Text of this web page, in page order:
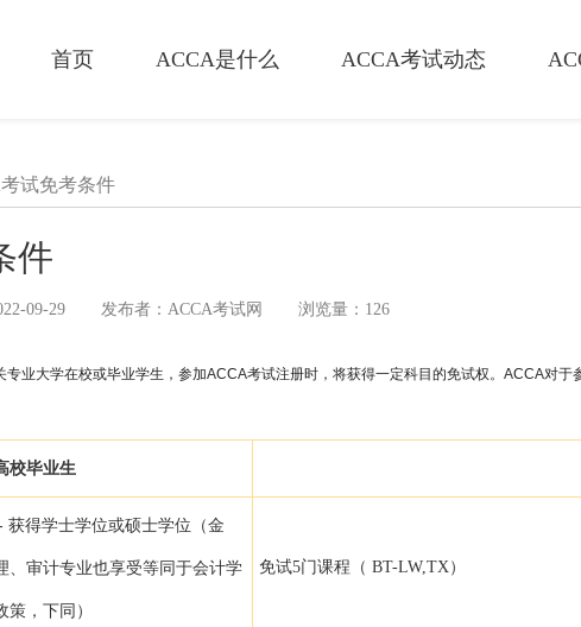
首页 ACCA是什么 ACCA考试动态
试免考条件
件
09-29 发布者：ACCA考试网 浏览量：126
专业大学在校或毕业学生，参加ACCA考试注册时，将获得一定科目的免试权。ACCA对于
校毕业生
获得学士学位或硕士学位（金
、审计专业也享受等同于会计学
，下同）
免试5门课程（ BT-LW,TX）